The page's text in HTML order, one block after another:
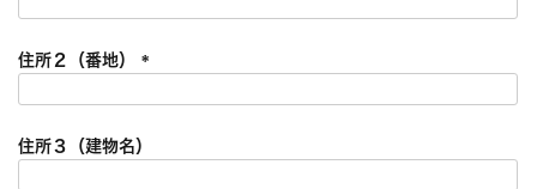
住所２（番地）
住所３（建物名）